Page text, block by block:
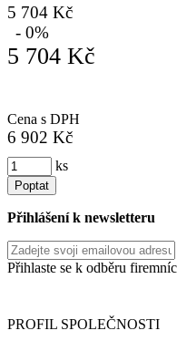
5 704 Kč
- 0%
5 704 Kč
Cena s DPH
6 902 Kč
ks
Poptat
Přihlášení k newsletteru
Přihlaste se k odběru
PROFIL SPOLEČNOSTI